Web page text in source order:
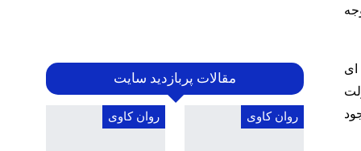
ای
مقالات پربازدید سایت
روان کاوی روان کاوی